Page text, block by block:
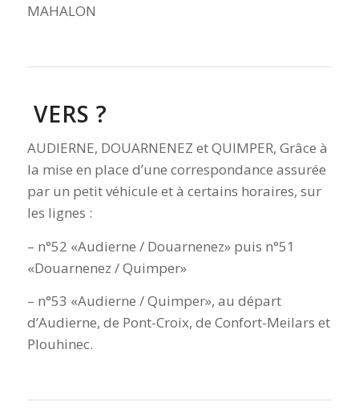
MAHALON
VERS ?
AUDIERNE, DOUARNENEZ et QUIMPER, Grâce à
la mise en place d’une correspondance assurée
par un petit véhicule et à certains horaires, sur
les lignes :
– n°52 «Audierne / Douarnenez» puis n°51
«Douarnenez / Quimper»
– n°53 «Audierne / Quimper», au départ
d’Audierne, de Pont-Croix, de Confort-Meilars et
Plouhinec.